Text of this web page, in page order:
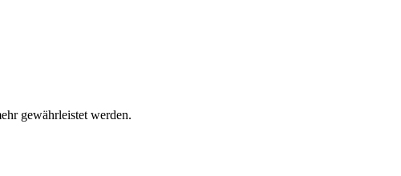
gewährleistet werden.